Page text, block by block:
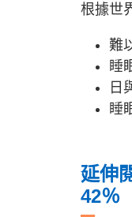
根據世
難
睡
日
睡
延伸
42％